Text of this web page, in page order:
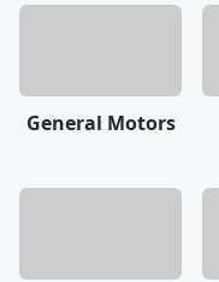
General Motors